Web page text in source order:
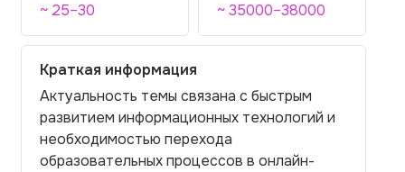
~ 25–30
~ 35000–38000
Краткая информация
Актуальность темы связана с быстрым
развитием информационных технологий и
необходимостью перехода
образовательных процессов в онлайн-